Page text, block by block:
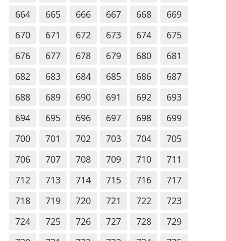
664
665 666 667 668
669
670
671 672 673 674
675
676
677 678 679 680
681
682
683 684 685 686
687
688
689 690 691 692
693
694
695 696 697 698
699
700
701 702 703 704
705
706
707 708 709 710
711
712
713 714 715 716
717
718
719 720 721 722
723
724
725 726 727 728
729